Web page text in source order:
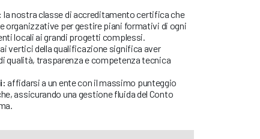
la nostra classe di accreditamento certifica che
organizzative per gestire piani formativi di ogni
locali ai grandi progetti complessi.
vertici della qualificazione significa aver
qualità, trasparenza e competenza tecnica
affidarsi a un ente con il massimo punteggio
assicurando una gestione fluida del Conto